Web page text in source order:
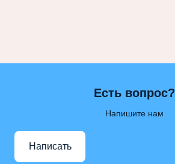
Есть вопрос?
Напишите нам
Написать